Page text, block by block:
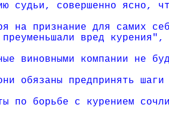
судьи, совершенно ясно,
на признание для самих
вред
виновными компании не
обязаны предпринять
по борьбе с курением